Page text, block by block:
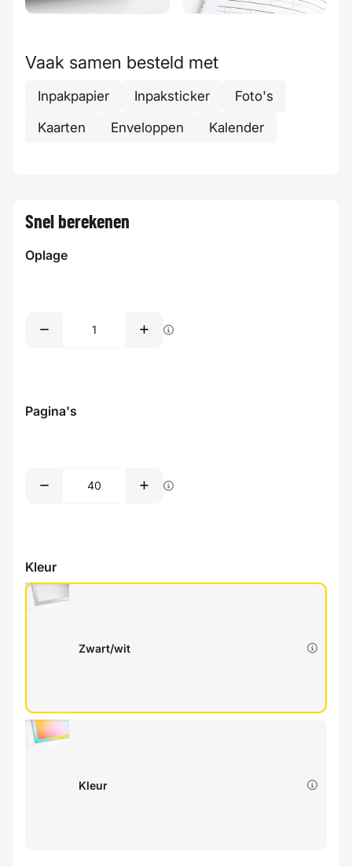
Vaak samen besteld met
Inpakpapier Inpaksticker
Foto's
Kaarten
Enveloppen Kalender
Snel berekenen
Oplage
Pagina's
Kleur
Zwart/wit
Kleur